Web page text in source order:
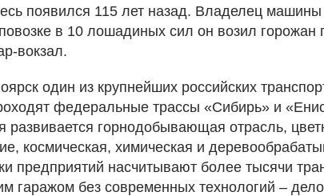
появился 115 лет назад. Владелец
в 10 лошадиных сил он возил
вокзал.
один из крупнейших российских
федеральные трассы «Сибирь» и
развивается горнодобывающая отрасль,
космическая, химическая и
предприятий насчитывают более тысячи
гаражом без современных технологий –